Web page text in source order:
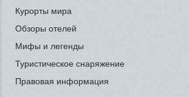
Курорты мира
Обзоры отелей
Мифы и легенды
Туристическое снаряжение
Правовая информация